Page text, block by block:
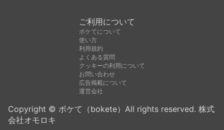
ご利用について
ボケてについて
使い方
利用規約
よくある質問
クッキーの利用について
お問い合わせ
広告掲載について
運営会社
Copyright © ボケて（bokete）All rights reserved. 株式
会社オモロキ